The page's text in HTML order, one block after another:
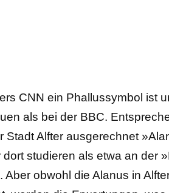
CNN ein Phallussymbol ist
als bei der BBC.
Alfter ausgerechnet
studieren als etwa an der
obwohl die Alanus in